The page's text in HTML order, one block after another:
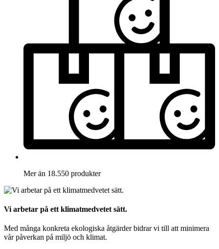
Mer än 18.550 produkter
Vi arbetar på ett klimatmedvetet sätt.
Med många konkreta ekologiska åtgärder bidrar vi till att minimera
vår påverkan på miljö och klimat.